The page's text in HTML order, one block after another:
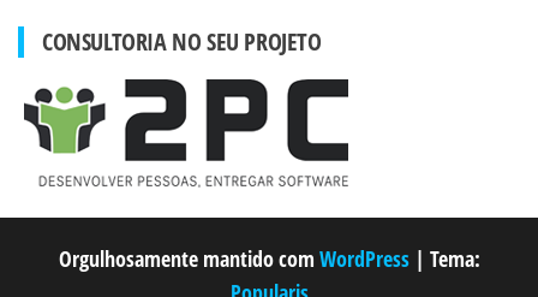
CONSULTORIA NO SEU PROJETO
Orgulhosamente mantido com WordPress | Tema: